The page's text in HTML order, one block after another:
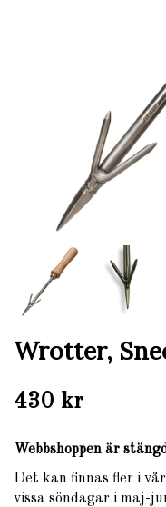
Wrotter,
430 kr
Webbshoppen är
Det kan finnas fler i
vissa söndagar i maj-